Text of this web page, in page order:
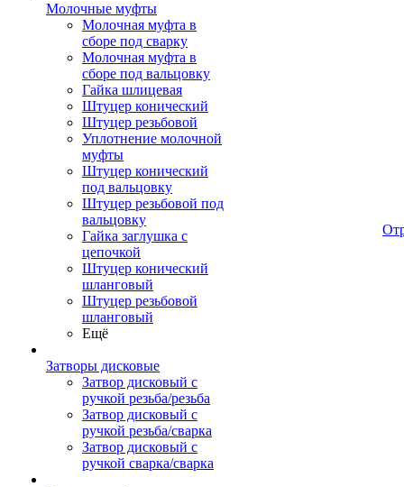
Молочные муфты
Молочная муфта в
сборе под сварку
Молочная муфта в
сборе под вальцовку
Гайка шлицевая
Штуцер конический
Штуцер резьбовой
Уплотнение молочной
муфты
Штуцер конический
под вальцовку
Штуцер резьбовой под
вальцовку
Гайка заглушка с
цепочкой
Штуцер конический
шланговый
Штуцер резьбовой
шланговый
Ещё
Затворы дисковые
Затвор дисковый с
ручкой резьба/резьба
Затвор дисковый с
ручкой резьба/сварка
Затвор дисковый с
ручкой сварка/сварка